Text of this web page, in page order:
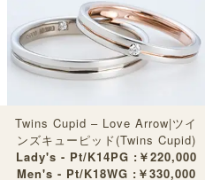
Twins Cupid – Love Arrow|ツイ
ンズキューピッド(Twins Cupid)
Lady's - Pt/K14PG :￥220,000
Men's - Pt/K18WG :￥330,000